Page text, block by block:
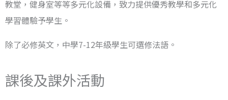
教堂，健身室等等多元化設備，致力提供優秀教學和多元化
學習體驗予學生。
除了必修英文，中學7-12年級學生可選修法語。
課後及課外活動